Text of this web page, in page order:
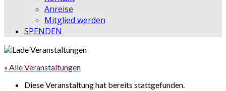
Anreise
Mitglied werden
SPENDEN
« Alle Veranstaltungen
Diese Veranstaltung hat bereits stattgefunden.